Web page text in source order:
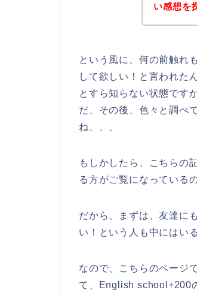
い感想を
という風に、何の前触れ
して欲しい！と言われた
とすら知らない状態です
だ、その後、色々と調べ
ね、、、
もしかしたら、こちらの
る方がご覧になっている
だから、まずは、友達に
い！という人も中にはい
なので、こちらのページ
て、English school+200